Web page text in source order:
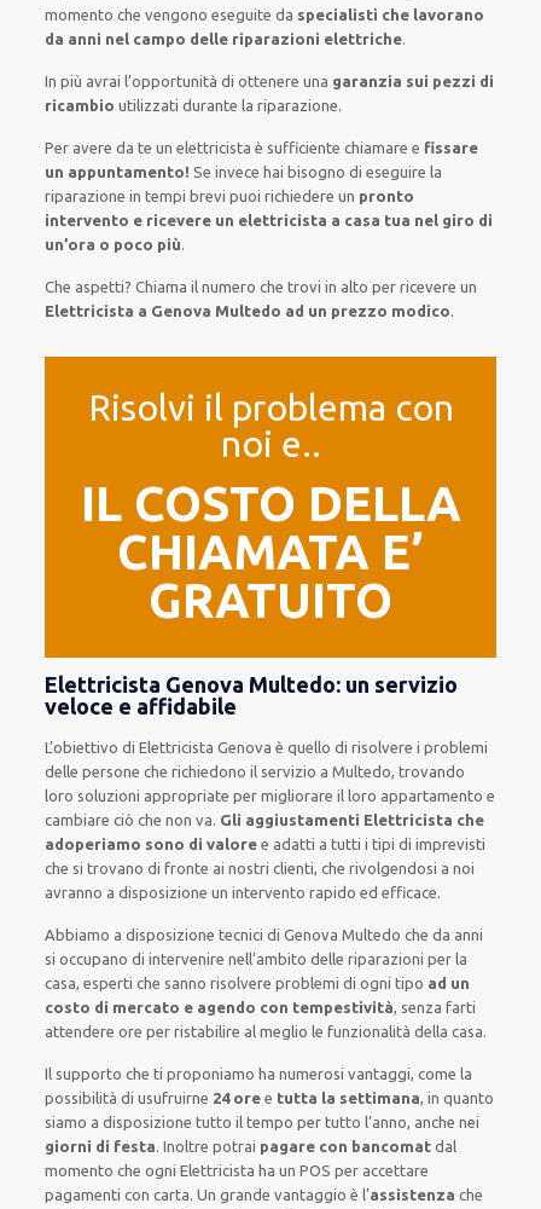
momento che vengono eseguite da specialisti che lavorano
da anni nel campo delle riparazioni elettriche.
In più avrai l’opportunità diottenere una garanzia sui pezzi di
ricambioutilizzati durante la riparazione.
Per avereda te un elettricistaè sufficiente chiamare e fissare
un appuntamento! Se invece hai bisogno dieseguire la
riparazione in tempi brevi puoi richiedere un pronto
intervento e ricevere un elettricista a casa tua nel giro di
un’ora o poco più.
Che aspetti? Chiama il numero che trovi in alto per ricevere un
Elettricista a Genova Multedo ad un prezzo modico.
Risolvi il problema con
noi e..
IL COSTO DELLA
CHIAMATA E’
GRATUITO
Elettricista Genova Multedo: un servizio
veloce e affidabile
L’obiettivo di Elettricista Genova è quello di risolvere i problemi
delle persone cherichiedono il servizio a Multedo, trovando
loro soluzioni appropriate per migliorareil loro appartamento e
cambiare ciò che non va. Gli aggiustamenti Elettricista che
adoperiamo sono di valore e adatti a tutti i tipi di imprevisti
che si trovano di fronte ai nostri clienti, che rivolgendosi a noi
avranno a disposizione un interventorapido ed efficace.
Abbiamo a disposizionetecnici di Genova Multedo che da anni
si occupano di intervenirenell’ambito delle riparazioni per la
casa, espertiche sanno risolvere problemi di ogni tipo ad un
costo di mercato e agendo con tempestività, senza farti
attendere ore per ristabilire al meglio le funzionalità della casa.
Il supporto che tiproponiamo ha numerosi vantaggi, come la
possibilità di usufruirne 24 ore e tutta la settimana, in quanto
siamo a disposizionetutto il tempo per tutto l’anno, anche nei
giorni di festa.Inoltrepotrai pagare con bancomat dal
momento che ogni Elettricista haun POSper accettare
pagamenticon carta.Un grande vantaggio è l’assistenza che